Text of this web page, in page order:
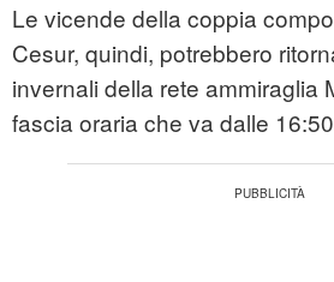
Le vicende della coppia
Cesur, quindi, potrebbero
invernali della rete ammiraglia
fascia oraria che va dalle